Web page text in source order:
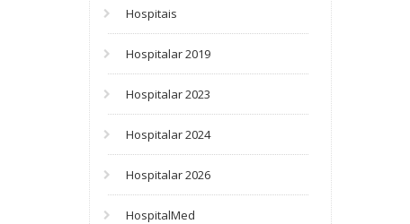
Hospitais
Hospitalar 2019
Hospitalar 2023
Hospitalar 2024
Hospitalar 2026
HospitalMed